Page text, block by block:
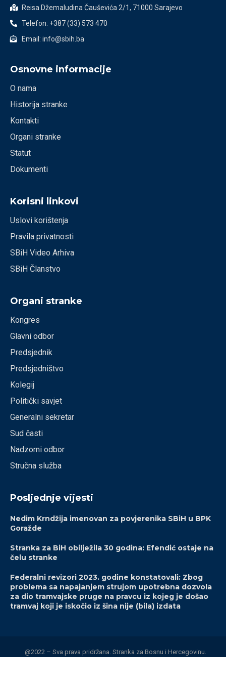
Reisa Džemaludina Čauševića 2/1, 71000 Sarajevo
Telefon: +387 (33) 573 470
Email: info@sbih.ba
Osnovne informacije
O nama
Historija stranke
Kontakti
Organi stranke
Statut
Dokumenti
Korisni linkovi
Uslovi korištenja
Pravila privatnosti
SBiH Video Arhiva
SBiH Članstvo
Organi stranke
Kongres
Glavni odbor
Predsjednik
Predsjedništvo
Kolegij
Politički savjet
Generalni sekretar
Sud časti
Nadzorni odbor
Stručna služba
Posljednje vijesti
Nedim Krndžija imenovan za povjerenika SBiH u BPK
Goražde
Stranka za BiH obilježila 30 godina: Efendić ostaje na
čelu stranke
Federalni revizori 2023. godine konstatovali: Zbog
problema sa napajanjem strujom upotrebna dozvola
za dio tramvajske pruge na pravcu iz kojeg je došao
tramvaj koji je iskočio iz šina nije (bila) izdata
@2022 – Sva prava pridržana. Stranka za Bosnu i Hercegovinu.